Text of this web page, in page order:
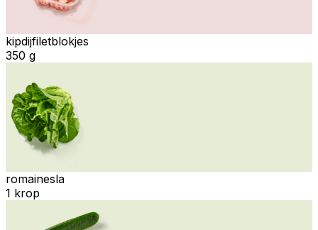
kipdijfiletblokjes
350 g
romainesla
1 krop